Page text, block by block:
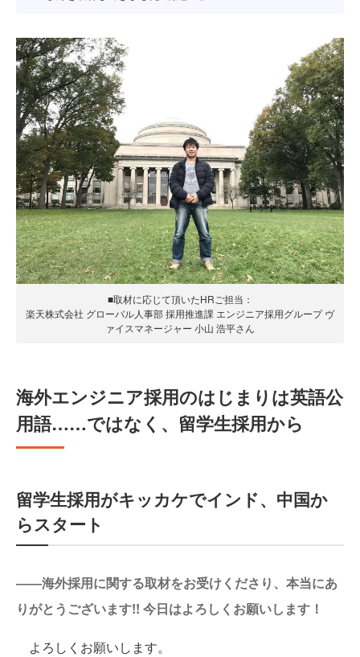
■取材に応じて頂いたHRご担当：
楽天株式会社 グローバル人事部 採用推進課 エンジニア採用グループ ヴ
ァイスマネージャー 小山 浩平さん
海外エンジニア採用のはじまりは英語公
用語……ではなく、留学生採用から
留学生採用がキッカケでインド、中国か
らスタート
――海外採用に関する取材をお受けくださり、本当にあ
りがとうございます!! 今日はよろしくお願いします！
よろしくお願いします。